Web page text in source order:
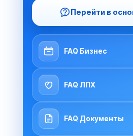
Перейти в
FAQ Бизнес
FAQ ЛПХ
FAQ Документы